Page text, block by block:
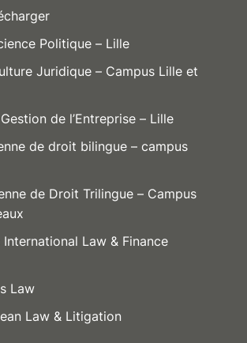
Politique – Lille
Juridique – Campus Lille et
de l’Entreprise – Lille
de droit bilingue – campus
de Droit Trilingue – Campus
Law & Finance
Law
Law & Litigation